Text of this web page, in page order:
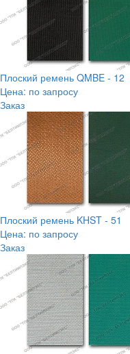
Плоский ремень QMBE - 12
Цена: по запросу
Заказ
Плоский ремень KHST - 51
Цена: по запросу
Заказ